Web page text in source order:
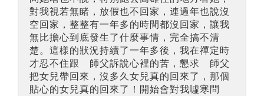
對我視若無睹，放假也不回家，連過年也說沒
空回家，整整有一年多的時間都沒回家，讓我
無比擔心到底發生了什麼事情，完全搞不清
楚。這樣的狀況持續了一年多後，我在禪定時
才忍不住跟 師父訴說心裡的苦，懇求 師父
把女兒帶回來，沒多久女兒真的回來了，那個
貼心的女兒真的回來了！開始會對我噓寒問